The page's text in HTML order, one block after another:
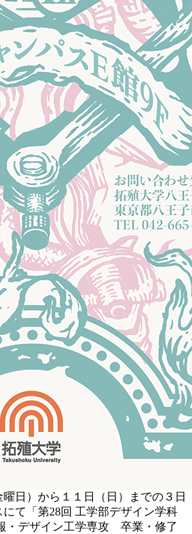
日）から１１日（日）までの３日
て「第28回 工学部デザイン学科
・デザイン工学専攻 卒業・修了